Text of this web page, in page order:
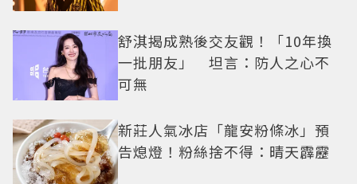
舒淇揭成熟後交友觀！「10年換
一批朋友」 坦言：防人之心不
可無
新莊人氣冰店「龍安粉條冰」預
告熄燈！粉絲捨不得：晴天霹靂